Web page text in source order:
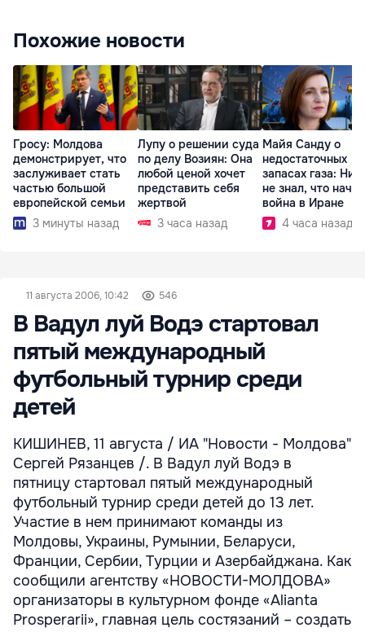
Похожие новости
Гросу: Молдова
демонстрирует, что
заслуживает стать
частью большой
европейской семьи
3 минуты назад
Лупу о решении суда
по делу Возиян: Она
любой ценой хочет
представить себя
жертвой
3 часа назад
Майя Санду о
недостаточных
запасах газа:
не знал, что
война в Иране
4 часа назад
11 августа 2006, 10:42 546
В Вадул луй Водэ стартовал
пятый международный
футбольный турнир среди
детей
КИШИНЕВ, 11 августа / ИА "Новости - Молдова"
Сергей Рязанцев /. В Вадул луй Водэ в
пятницу стартовал пятый международный
футбольный турнир среди детей до 13 лет.
Участие в нем принимают команды из
Молдовы, Украины, Румынии, Беларуси,
Франции, Сербии, Турции и Азербайджана. Как
сообщили агентству «НОВОСТИ-МОЛДОВА»
организаторы в культурном фонде «Alianta
Prosperarii», главная цель состязаний – создать